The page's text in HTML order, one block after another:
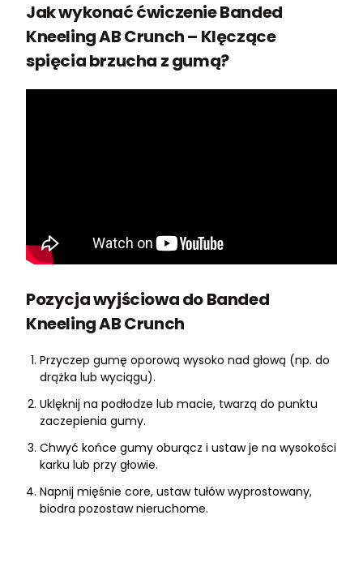
Jak wykonać ćwiczenie Banded
Kneeling AB Crunch – Klęczące
spięcia brzucha z gumą?
Pozycja wyjściowa do Banded
Kneeling AB Crunch
Przyczep gumę oporową wysoko nad głową (np. do
drążka lub wyciągu).
Uklęknij na podłodze lub macie, twarzą do punktu
zaczepienia gumy.
Chwyć końce gumy oburącz i ustaw je na wysokości
karku lub przy głowie.
Napnij mięśnie core, ustaw tułów wyprostowany,
biodra pozostaw nieruchome.